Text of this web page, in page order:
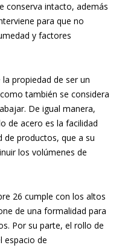
conserva intacto, además
para que no
y factores
propiedad de ser un
también se considera
De igual manera,
de acero es la facilidad
de productos, que a su
los volúmenes de
26 cumple con los altos
de una formalidad para
Por su parte, el rollo de
espacio de